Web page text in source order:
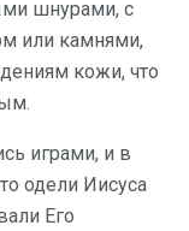
шнурами, с
или камнями,
кожи, что
играми, и в
одели Иисуса
Его